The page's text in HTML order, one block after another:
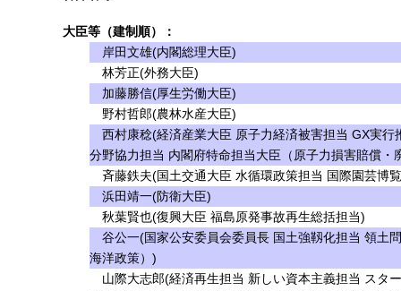
大臣等（建制順）：
岸田文雄(内閣総理大臣)
林芳正(外務大臣)
加藤勝信(厚生労働大臣)
野村哲郎(農林水産大臣)
西村康稔(経済産業大臣 原子力経済被害担当 GX実行
分野協力担当 内閣府特命担当大臣（原子力損害賠償・
斉藤鉄夫(国土交通大臣 水循環政策担当 国際園芸博
浜田靖一(防衛大臣)
秋葉賢也(復興大臣 福島原発事故再生総括担当)
谷公一(国家公安委員会委員長 国土強靱化担当 領土
海洋政策）)
山際大志郎(経済再生担当 新しい資本主義担当 スタ